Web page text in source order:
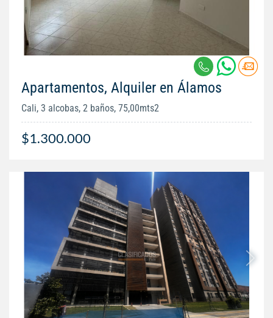
Apartamentos, Alquiler en Álamos
Cali, 3 alcobas, 2 baños, 75,00mts2
$1.300.000